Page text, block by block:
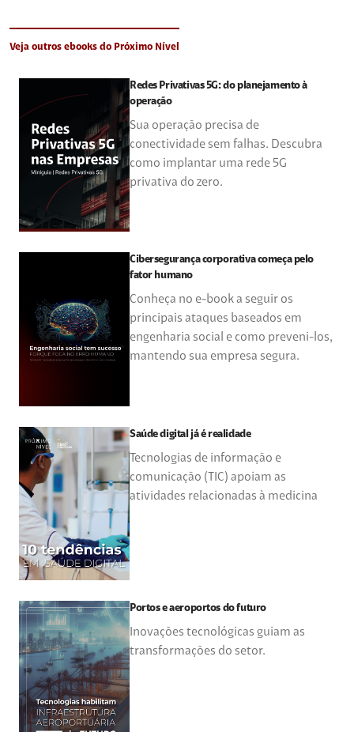
Veja outros ebooks do Próximo Nível
Redes Privativas 5G: do planejamento à
operação
Sua operação precisa de
conectividade sem falhas. Descubra
como implantar uma rede 5G
privativa do zero.
Cibersegurança corporativa começa pelo
fator humano
Conheça no e-book a seguir os
principais ataques baseados em
engenharia social e como preveni-los,
mantendo sua empresa segura.
Saúde digital já é realidade
Tecnologias de informação e
comunicação (TIC) apoiam as
atividades relacionadas à medicina
Portos e aeroportos do futuro
Inovações tecnológicas guiam as
transformações do setor.